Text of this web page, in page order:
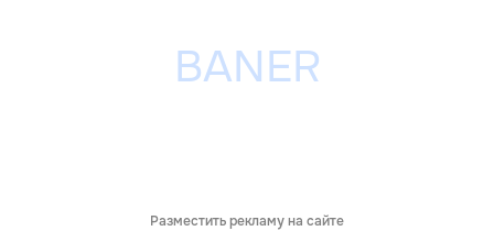
Разместить рекламу на сайте